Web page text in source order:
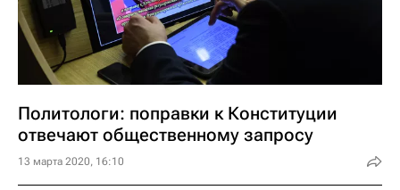
Политологи: поправки к Конституции
отвечают общественному запросу
13 марта 2020, 16:10